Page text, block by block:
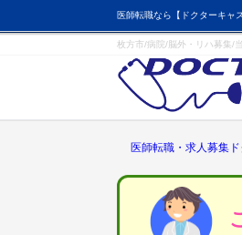
医師転職なら【ドクターキャ
枚方市/病院/脳外・リハ募集/
医師転職・求人募集